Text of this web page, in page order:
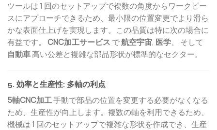
ツールは 1 回のセットアップで複数の角度からワークピー
スにアプローチできるため、最小限の位置変更でより滑ら
かな表面仕上げを実現します。この品質は特に次の場合に
有益です。 CNC加工サービス で航空宇宙, 医学、 そして
自動車高い公差と複雑な部品形状が標準的なセクター。
5. 効率と生産性: 多軸の利点
5軸CNC加工手動で部品の位置を変更する必要がなくなる
ため、生産性が向上します。複数の軸を利用できるため、
機械は 1 回のセットアップで複雑な形状を作成でき、生産